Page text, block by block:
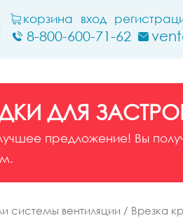
корзина вход
8-800-600-71-62
ДЛЯ
предложение! Вы
системы вентиляции / Врезка